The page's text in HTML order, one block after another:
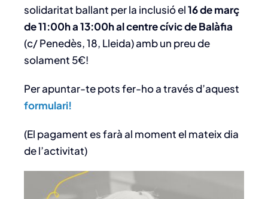
solidaritat ballant per la inclusió el16 de març
de 11:00h a 13:00h al centre cívic de Balàfia
(c/ Penedès, 18, Lleida) amb un preu de
solament 5€!
Per apuntar-te pots fer-ho a través d’aquest
formulari!
(El pagament es farà al moment el mateix dia
de l’activitat)